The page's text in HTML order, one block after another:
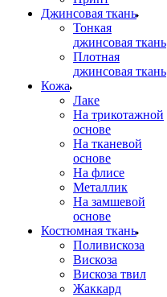
Джинсовая ткань
Тонкая
джинсовая ткань
Плотная
джинсовая ткань
Кожа
Лаке
На трикотажной
основе
На тканевой
основе
На флисе
Металлик
На замшевой
основе
Костюмная ткань
Поливискоза
Вискоза
Вискоза твил
Жаккард